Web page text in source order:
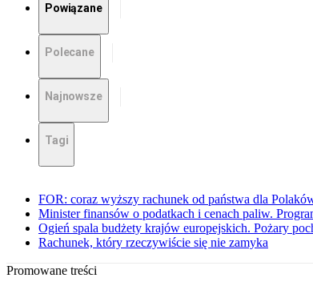
Powiązane
Polecane
Najnowsze
Tagi
FOR: coraz wyższy rachunek od państwa dla
Minister finansów o podatkach i cenach paliw.
Ogień spala budżety krajów europejskich. Pożary
Rachunek, który rzeczywiście się nie zamyka
Promowane treści